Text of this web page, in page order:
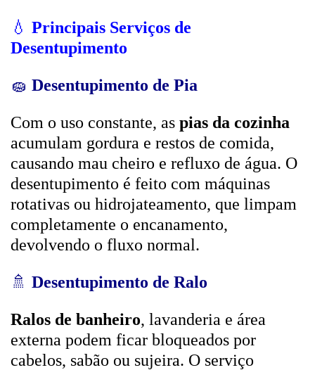
💧 Principais Serviços de
Desentupimento
🧽 Desentupimento de Pia
Com o uso constante, as pias da cozinha
acumulam gordura e restos de comida,
causando mau cheiro e refluxo de água. O
desentupimento é feito com máquinas
rotativas ou hidrojateamento, que limpam
completamente o encanamento,
devolvendo o fluxo normal.
🚿 Desentupimento de Ralo
Ralos de banheiro, lavanderia e área
externa podem ficar bloqueados por
cabelos, sabão ou sujeira. O serviço